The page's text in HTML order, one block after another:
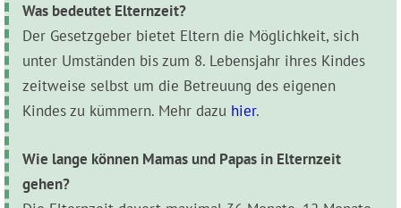
Was bedeutet Elternzeit?
Der Gesetzgeber bietet Eltern die Möglichkeit, sich
unter Umständen bis zum 8. Lebensjahr ihres Kindes
zeitweise selbst um die Betreuung des eigenen
Kindes zu kümmern. Mehr dazu hier.
Wie lange können Mamas und Papas in Elternzeit
gehen?